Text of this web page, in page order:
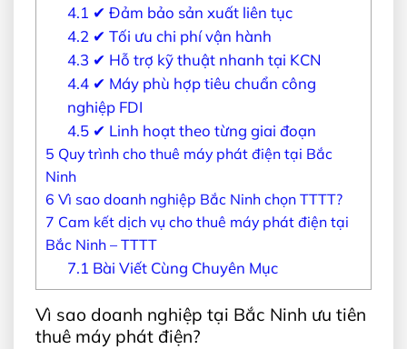
4.1 ✔ Đảm bảo sản xuất liên tục
4.2 ✔ Tối ưu chi phí vận hành
4.3 ✔ Hỗ trợ kỹ thuật nhanh tại KCN
4.4✔ Máy phù hợp tiêu chuẩn công
nghiệp FDI
4.5✔ Linh hoạt theo từng giai đoạn
5 Quy trình cho thuê máy phát điện tại Bắc
Ninh
6 Vì sao doanh nghiệp Bắc Ninh chọn TTTT?
7 Cam kết dịch vụ cho thuê máy phát điện tại
Bắc Ninh – TTTT
7.1 Bài Viết Cùng Chuyên Mục
Vì sao doanh nghiệp tại Bắc Ninh ưu tiên
thuê máy phát điện?